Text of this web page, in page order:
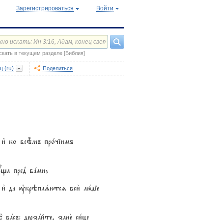
Зарегистрироваться Войти
в текущем разделе [Библия]
(ru) Поделиться
ко всBмъ про1чіимъ
пред8 вaми;
да ўкрэплsютсz вси2 лю1діе
дерзaйте, зане2 си1це